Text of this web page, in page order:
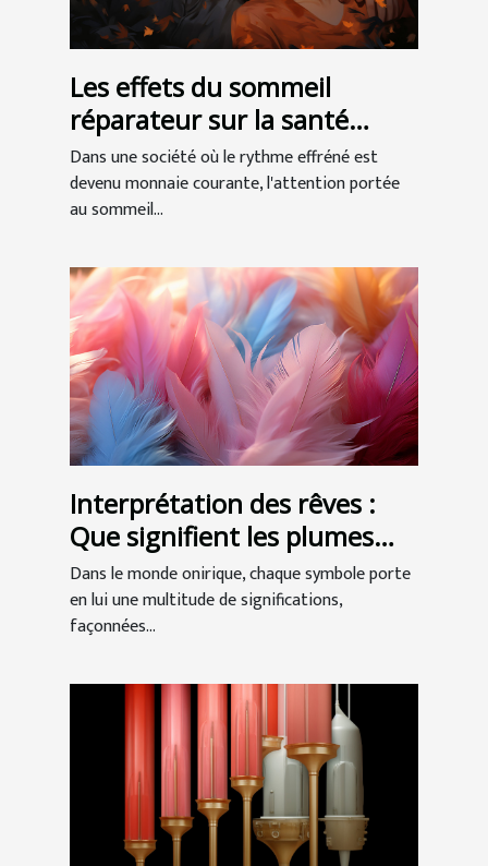
Les effets du sommeil
réparateur sur la santé
globale
Dans une société où le rythme effréné est
devenu monnaie courante, l'attention portée
au sommeil...
Interprétation des rêves :
Que signifient les plumes
dans nos songes ?
Dans le monde onirique, chaque symbole porte
en lui une multitude de significations,
façonnées...